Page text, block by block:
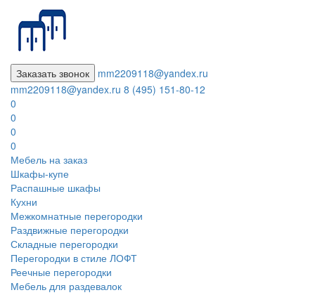
Заказать звонок
mm2209118@yandex.ru
mm2209118@yandex.ru 8 (495) 151-80-12
0
0
0
0
Мебель на заказ
Шкафы-купе
Распашные шкафы
Кухни
Межкомнатные перегородки
Раздвижные перегородки
Складные перегородки
Перегородки в стиле ЛОФТ
Реечные перегородки
Мебель для раздевалок